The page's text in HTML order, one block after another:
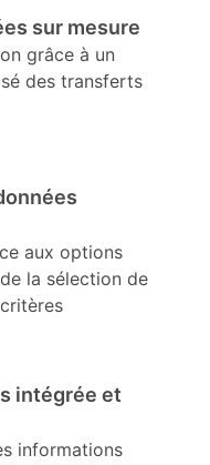
sur mesure
grâce à un
des transferts
aux options
la sélection de
intégrée et
informations